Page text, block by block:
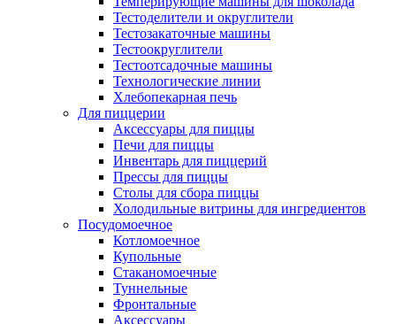
Тестоделители и округлители
Тестозакаточные машины
Тестоокруглители
Тестоотсадочные машины
Технологические линии
Хлебопекарная печь
Для пиццерии
Аксессуары для пиццы
Печи для пиццы
Инвентарь для пиццерий
Прессы для пиццы
Столы для сбора пиццы
Холодильные витрины для ингредиентов
Посудомоечное
Котломоечное
Купольные
Стаканомоечные
Туннельные
Фронтальные
Аксессуары